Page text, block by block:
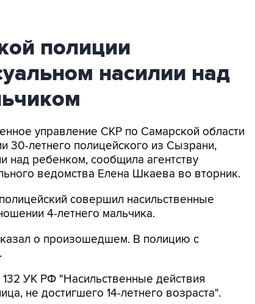
полиции
насилии над
управление СКР по Самарской области
30-летнего полицейского из Сызрани,
над ребенком, сообщила агентству
ведомства Елена Шкаева во вторник.
совершил насильственные
4-летнего мальчика.
о произошедшем. В полицию с
УК РФ "Насильственные действия
не достигшего 14-летнего возраста".